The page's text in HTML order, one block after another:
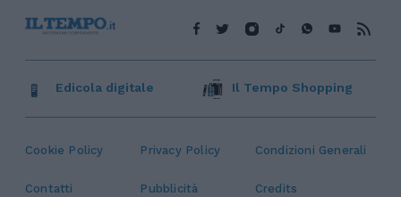
Cookie Policy Privacy Policy Condizioni Generali
Contatti Pubblicità
Credits
Edicola digitale Il Tempo Shopping